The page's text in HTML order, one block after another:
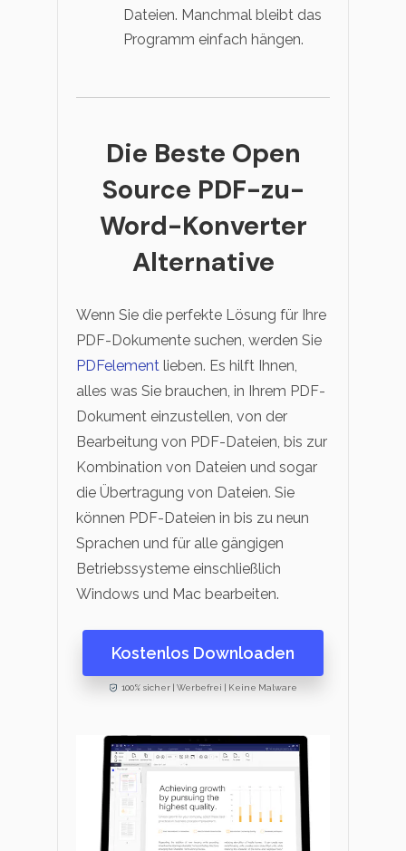
Dateien. Manchmal bleibt das
Programm einfach hängen.
Die Beste Open
Source PDF-zu-
Word-Konverter
Alternative
Wenn Sie die perfekte Lösung für Ihre
PDF-Dokumente suchen, werden Sie
PDFelement lieben. Es hilft Ihnen,
alles was Sie brauchen, in Ihrem PDF-
Dokument einzustellen, von der
Bearbeitung von PDF-Dateien, bis zur
Kombination von Dateien und sogar
die Übertragung von Dateien. Sie
können PDF-Dateien in bis zu neun
Sprachen und für alle gängigen
Betriebssysteme einschließlich
Windows und Mac bearbeiten.
Kostenlos Downloaden
100% sicher | Werbefrei | Keine Malware